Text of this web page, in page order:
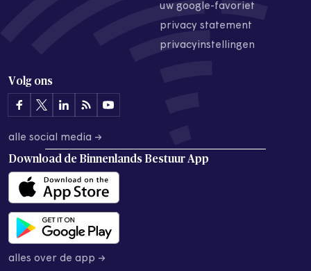
uw google-favoriet
privacy statement
privacyinstellingen
Volg ons
alle social media →
Download de Binnenlands Bestuur App
alles over de app →